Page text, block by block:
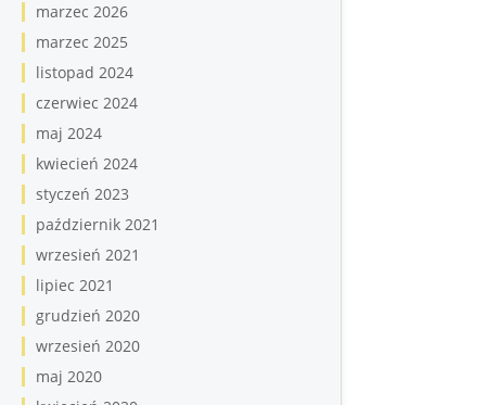
marzec 2026
marzec 2025
listopad 2024
czerwiec 2024
maj 2024
kwiecień 2024
styczeń 2023
październik 2021
wrzesień 2021
lipiec 2021
grudzień 2020
wrzesień 2020
maj 2020